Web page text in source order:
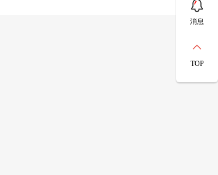
消息
TOP